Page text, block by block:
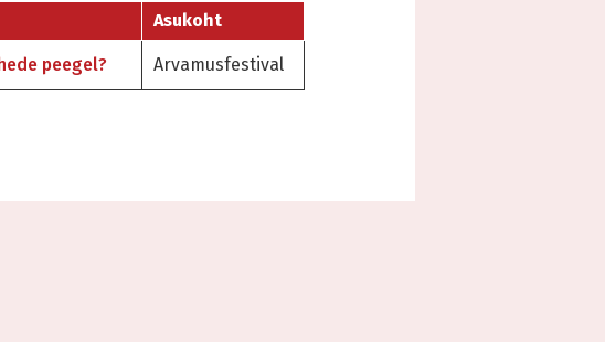
Asukoht
peegel? Arvamusfestival